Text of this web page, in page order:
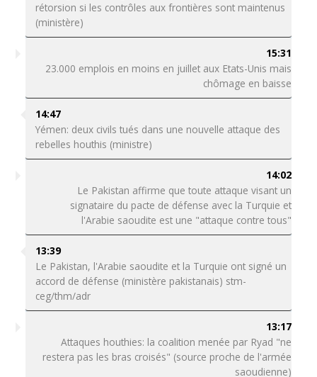
rétorsion si les contrôles aux frontières sont maintenus
(ministère)
15:31
23.000 emplois en moins en juillet aux Etats-Unis mais
chômage en baisse
14:47
Yémen: deux civils tués dans une nouvelle attaque des
rebelles houthis (ministre)
14:02
Le Pakistan affirme que toute attaque visant un
signataire du pacte de défense avec la Turquie et
l'Arabie saoudite est une "attaque contre tous"
13:39
Le Pakistan, l'Arabie saoudite et la Turquie ont signé un
accord de défense (ministère pakistanais) stm-
ceg/thm/adr
13:17
Attaques houthies: la coalition menée par Ryad "ne
restera pas les bras croisés" (source proche de l'armée
saoudienne)